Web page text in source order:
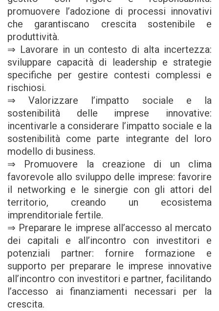
promuovere l’adozione di processi innovativi
che garantiscano crescita sostenibile e
produttività.
⇒ Lavorare in un contesto di alta incertezza:
sviluppare capacità di leadership e strategie
specifiche per gestire contesti complessi e
rischiosi.
⇒ Valorizzare l’impatto sociale e la
sostenibilità delle imprese innovative:
incentivarle a considerare l’impatto sociale e la
sostenibilità come parte integrante del loro
modello di business.
⇒ Promuovere la creazione di un clima
favorevole allo sviluppo delle imprese: favorire
il networking e le sinergie con gli attori del
territorio, creando un ecosistema
imprenditoriale fertile.
⇒ Preparare le imprese all’accesso al mercato
dei capitali e all’incontro con investitori e
potenziali partner: fornire formazione e
supporto per preparare le imprese innovative
all’incontro con investitori e partner, facilitando
l’accesso ai finanziamenti necessari per la
crescita.